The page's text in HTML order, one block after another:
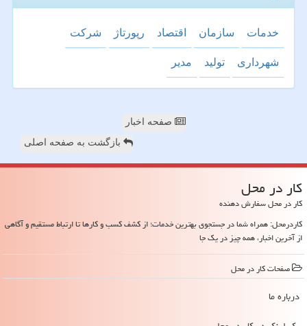
خدمات سازمان اقتصاد رپورتاژ شركت
شهرداری تولید مدیر
صفحه اخبار
بازگشت به صفحه اصلی
كار در محل
کار در محل سفارش دهنده
کاردرمحل: همراه شما در جستجوی بهترین خدمات؛ از کشف کسب و کارها تا ارتباط مستقیم و آگاهی
از آخرین اخبار، همه چیز در یک جا
صفحات كار در محل
درباره ما